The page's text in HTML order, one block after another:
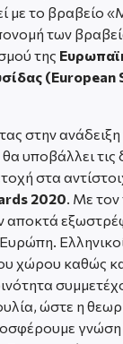
με το βραβείο
των
της
(European
στην
υποβάλλει
στα
2020. Με
αποκτά
χώρου καθώς
ώστε η
γνώση